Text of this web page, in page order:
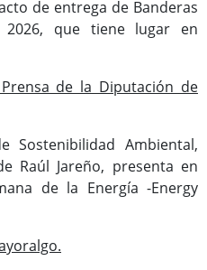
de entrega de Banderas
2026, que tiene lugar en
Prensa de la Diputación de
Sostenibilidad Ambiental,
Raúl Jareño, presenta en
de la Energía -Energy